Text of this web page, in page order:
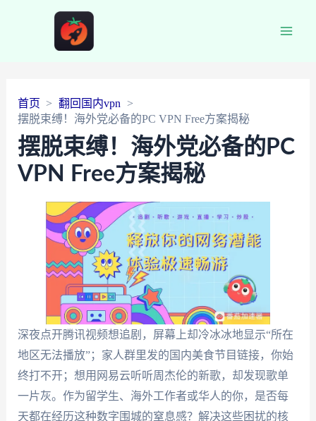
首页
翻回国内vpn
摆脱束缚！海外党必备的PC VPN Free方案揭秘
摆脱束缚！海外党必备的PC
VPN Free方案揭秘
深夜点开腾讯视频想追剧，屏幕上却冷冰冰地显示“所在
地区无法播放”；家人群里发的国内美食节目链接，你始
终打不开；想用网易云听听周杰伦的新歌，却发现歌单
一片灰。作为留学生、海外工作者或华人的你，是否每
天都在经历这种数字围城的窒息感？解决这些困扰的核